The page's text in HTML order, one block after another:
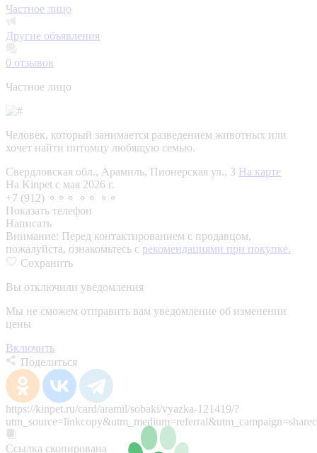
Частное лицо
Другие объявления
0 отзывов
Частное лицо
Человек, который занимается разведением животных или
хочет найти питомцу любящую семью.
Свердловская обл., Арамиль, Пионерская ул., 3 На карте
На Kinpet c мая 2026 г.
+7 (912) ⚬⚬⚬ ⚬⚬ ⚬⚬
Показать телефон
Написать
Внимание: Перед контактированием с продавцом,
пожалуйста, ознакомьтесь с рекомендациями при покупке.
Сохранить
Вы отключили уведомления
Мы не сможем отправить вам уведомление об изменении
цены
Включить
Поделиться
https://kinpet.ru/card/aramil/sobaki/vyazka-121419/?
Ссылка скопирована